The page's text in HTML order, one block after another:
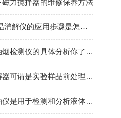
磁力搅拌器的维修保养方法
COD恒温消解仪的应用步骤是怎样的呢
分体式油烟检测仪的具体分析你了解多少
石墨消解器可谓是实验样品前处理消解的好助手
紫外测油仪是用于检测和分析液体中油类物质的仪器